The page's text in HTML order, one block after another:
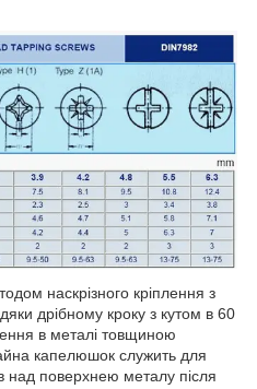
наскрізного кріплення з
дрібному кроку з кутом в 60
в металі товщиною
капелюшок служить для
над поверхнею металу після